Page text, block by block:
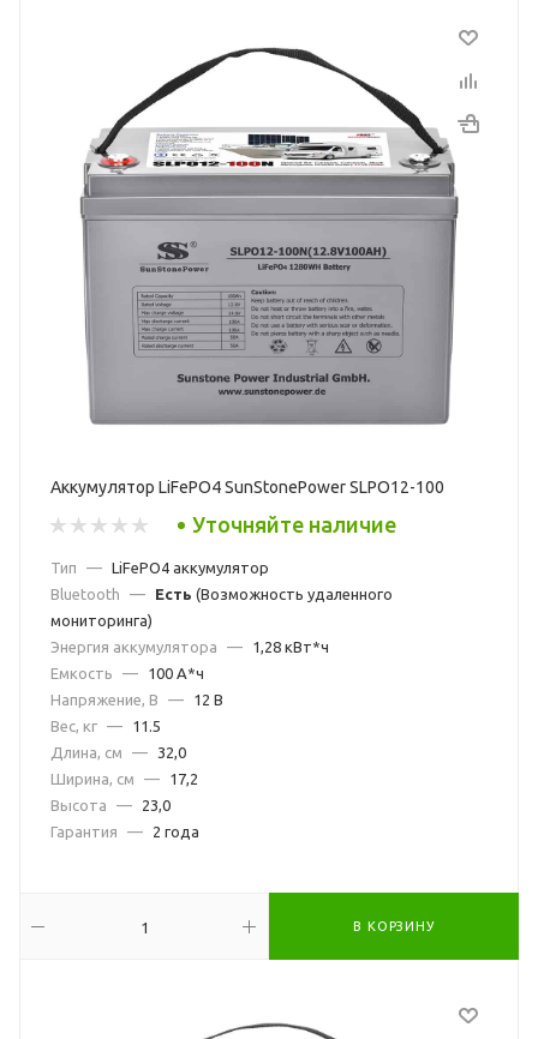
Аккумулятор LiFePO4 SunStonePower SLPO12-100
Уточняйте наличие
Тип — LiFePO4 аккумулятор
Bluetooth
— Есть (Возможность удаленного
мониторинга)
Энергия аккумулятора
—
1,28 кВт*ч
Емкость
—
100 А*ч
Напряжение, В
—
12 В
Вес, кг —
11.5
Длина, см
—
32,0
Ширина, см
—
17,2
Высота
—
23,0
Гарантия
— 2 года
В КОРЗИНУ